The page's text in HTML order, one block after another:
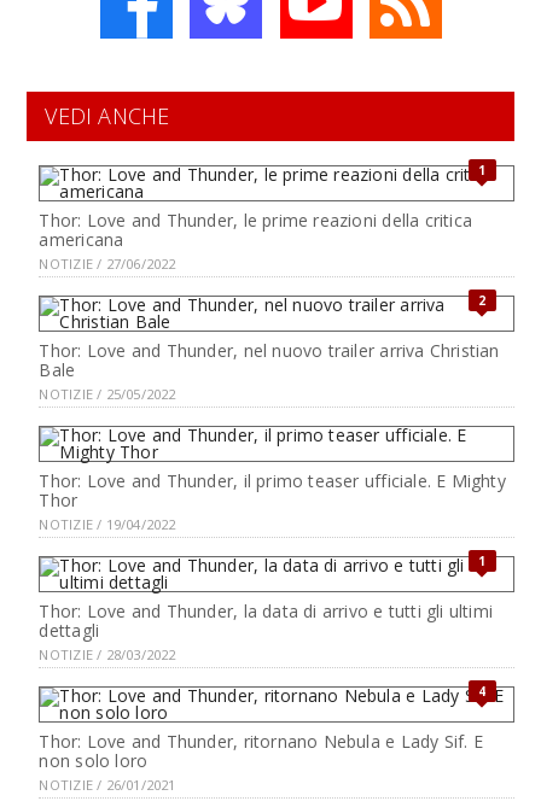
VEDI ANCHE
1
Thor: Love and Thunder, le prime reazioni della critica
americana
NOTIZIE / 27/06/2022
2
Thor: Love and Thunder, nel nuovo trailer arriva Christian
Bale
NOTIZIE / 25/05/2022
Thor: Love and Thunder, il primo teaser ufficiale. E Mighty
Thor
NOTIZIE / 19/04/2022
1
Thor: Love and Thunder, la data di arrivo e tutti gli ultimi
dettagli
NOTIZIE / 28/03/2022
4
Thor: Love and Thunder, ritornano Nebula e Lady Sif. E
non solo loro
NOTIZIE / 26/01/2021